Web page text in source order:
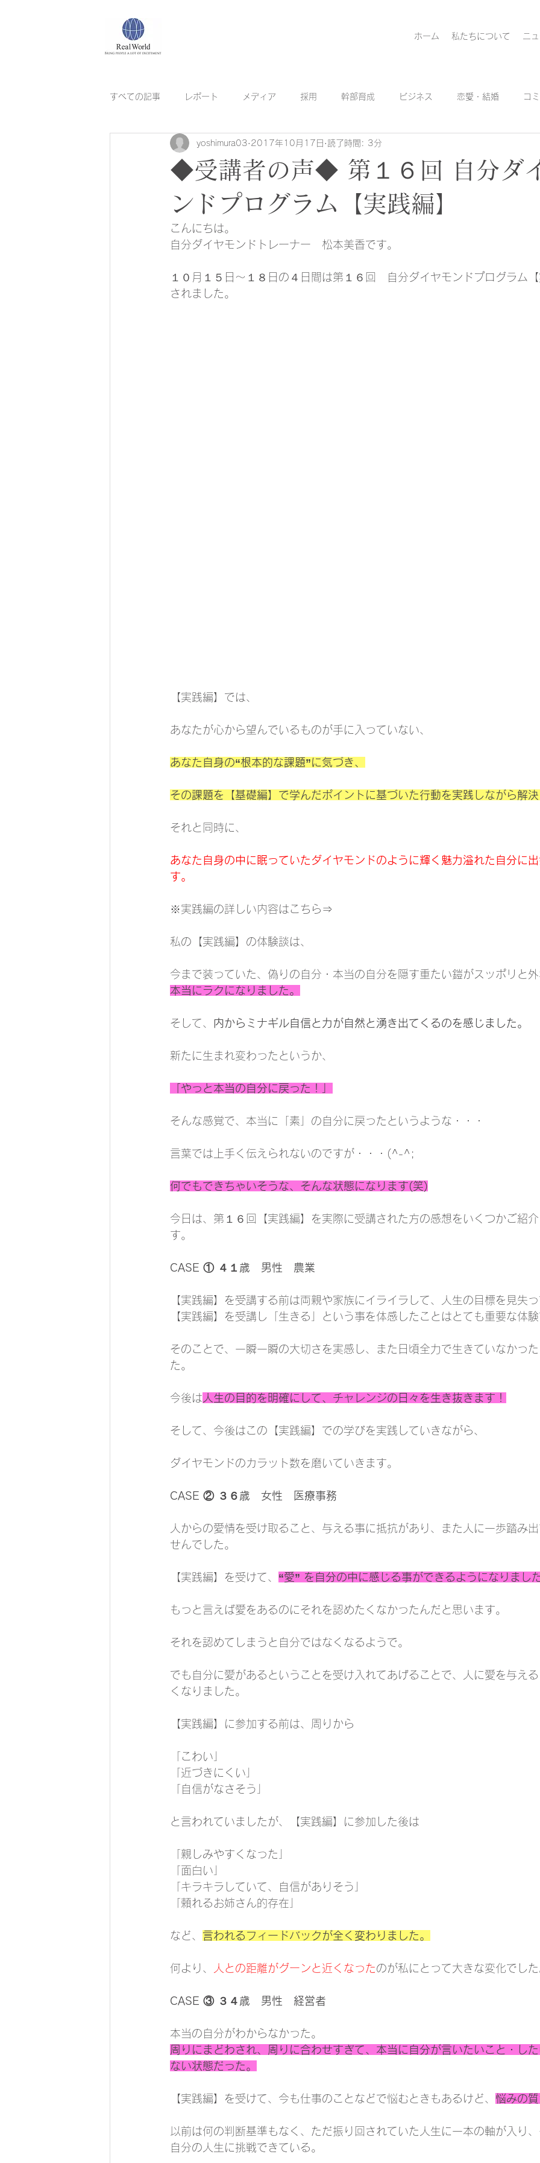
ホーム 私たちについて ニ
すべての記事 レポート メディア 採用 幹部育成 ビジネス 恋愛・結婚 コ
すぐに役立つ自分への質問 リーダー育成 SDGs活動
◆受講者の声◆ 第１６回 自分ダ
ンドプログラム【実践編】
yoshimura03 2017年10月17日 読了時間: 3分
こんにちは。
自分ダイヤモンドトレーナー　松本美香です。
１０月１５日～１８日の４日間は第１６回　自分ダイヤモンドプログラム
されました。
【実践編】では、
あなたが心から望んでいるものが手に入っていない、
あなた自身の“根本的な課題”に気づき、
その課題を【基礎編】で学んだポイントに基づいた行動を実践しながら解決
それと同時に、
あなた自身の中に眠っていたダイヤモンドのように輝く魅力溢れた自分に
す。
※実践編の詳しい内容はこちら⇒
私の【実践編】の体験談は、
今まで装っていた、偽りの自分・本当の自分を隠す重たい鎧がスッポリと外
本当にラクになりました。
そして、 内からミナギル自信と力が自然と湧き出てくるのを感じました。
新たに生まれ変わったというか、
「やっと本当の自分に戻った！」
そんな感覚で、本当に「素」の自分に戻ったというような・・・
言葉では上手く伝えられないのですが・・・(^-^;
何でもできちゃいそうな、そんな状態になります(笑)
今日は、第１６回【実践編】を実際に受講された方の感想をいくつかご紹
す。
CASE ① ４１歳　男性　農業
【実践編】を受講する前は両親や家族にイライラして、人生の目標を見失っ
【実践編】を受講し「生きる」という事を体感したことはとても重要な体験
そのことで、一瞬一瞬の大切さを実感し、また日頃全力で生きていなかっ
た。
今後は 人生の目的を明確にして、チャレンジの日々を生き抜きます！
そして、今後はこの【実践編】での学びを実践していきながら、
ダイヤモンドのカラット数を磨いていきます。
CASE ② ３６歳　女性　医療事務
人からの愛情を受け取ること、与える事に抵抗があり、また人に一歩踏み
せんでした。
【実践編】を受けて、 “愛” を自分の中に感じる事ができるようになりました
もっと言えば愛をあるのにそれを認めたくなかったんだと思います。
それを認めてしまうと自分ではなくなるようで。
でも自分に愛があるということを受け入れてあげることで、人に愛を与え
くなりました。
【実践編】に参加する前は、周りから
「こわい」
「近づきにくい」
「自信がなさそう」
と言われていましたが、【実践編】に参加した後は
「親しみやすくなった」
「面白い」
「キラキラしていて、自信がありそう」
「頼れるお姉さん的存在」
など、 言われるフィードバックが全く変わりました。
何より、 人との距離がグーンと近くなったのが私にとって大きな変化でした
CASE ③ ３４歳　男性　経営者
本当の自分がわからなかった。
周りにまどわされ、周りに合わせすぎて、本当に自分が言いたいこと・し
ない状態だった。
【実践編】を受けて、今も仕事のことなどで悩むときもあるけど、 悩みの質
以前は何の判断基準もなく、ただ振り回されていた人生に一本の軸が入り、
自分の人生に挑戦できている。